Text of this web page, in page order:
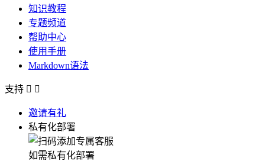
知识教程
专题频道
帮助中心
使用手册
Markdown语法
支持  
邀请有礼
私有化部署
如需私有化部署